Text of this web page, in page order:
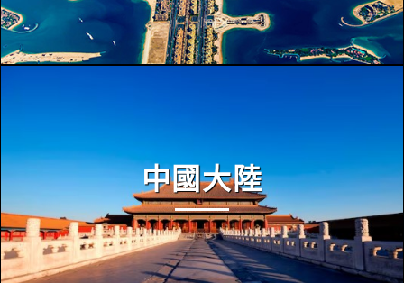
中國大陸